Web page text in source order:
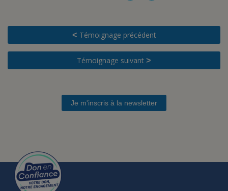
< Témoignage précédent
Témoignage suivant >
Je m'inscris à la newsletter